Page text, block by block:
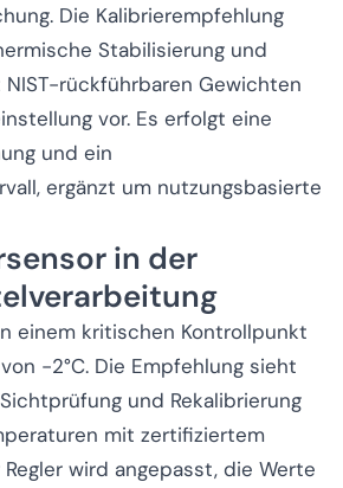
Die Kalibrierempfehlung
Stabilisierung und
NIST-rückführbaren Gewichten
vor. Es erfolgt eine
und ein
ergänzt um nutzungsbasierte
in der
einem kritischen Kontrollpunkt
-2°C. Die Empfehlung sieht
und Rekalibrierung
mit zertifiziertem
wird angepasst, die Werte